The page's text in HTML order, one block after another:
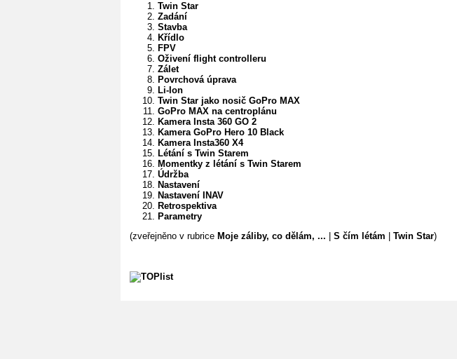
Twin Star
Zadání
Stavba
Křídlo
FPV
Oživení flight controlleru
Zálet
Povrchová úprava
Li-Ion
Twin Star jako nosič GoPro MAX
GoPro MAX na centroplánu
Kamera Insta 360 GO 2
Kamera GoPro Hero 10 Black
Kamera Insta360 X4
Létání s Twin Starem
Momentky z létání s Twin Starem
Údržba
Nastavení
Nastavení INAV
Retrospektiva
Parametry
(zveřejněno v rubrice Moje záliby, co dělám, ... S čím létám Twin Star)